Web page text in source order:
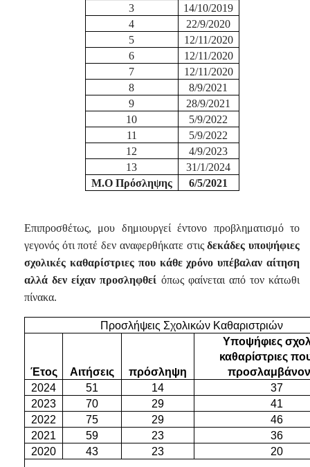
3
14/10/2019
4
22/9/2020
5
12/11/2020
6
12/11/2020
7
12/11/2020
8
8/9/2021
9
28/9/2021
10
5/9/2022
11
5/9/2022
12
4/9/2023
13
31/1/2024
Μ.Ο Πρόσληψης
6/5/2021
Επιπροσθέτως, μου δημιουργεί έντονο προβληματισμό το
γεγονός ότι ποτέ δεν αναφερθήκατε στιςδεκάδες υποψήφιες
σχολικές καθαρίστριες που κάθε χρόνο υπέβαλαν αίτηση
αλλά δεν είχαν προσληφθεί όπως φαίνεται από τον κάτωθι
πίνακα.
Προσλήψεις Σχολικών Καθαριστριών
Έτος Αιτήσεις πρόσληψη
Υποψήφιες
καθαρίστριες
2024
51 14
37
2023
70 29
41
2022
75 29
46
2021
59 23
36
2020
43 23 20